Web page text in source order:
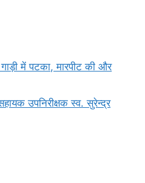
a
Li
k
में पटका, मारपीट की और
उपनिरीक्षक स्व. सुरेन्द्र